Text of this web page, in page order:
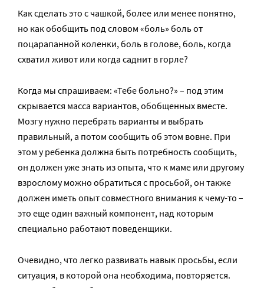
Как сделать это с чашкой, более или менее понятно,
но как обобщить под словом «боль» боль от
поцарапанной коленки, боль в голове, боль, когда
схватил живот или когда саднит в горле?
Когда мы спрашиваем: «Тебе больно?» – под этим
скрывается масса вариантов, обобщенных вместе.
Мозгу нужно перебрать варианты и выбрать
правильный, а потом сообщить об этом вовне. При
этом у ребенка должна быть потребность сообщить,
он должен уже знать из опыта, что к маме или другому
взрослому можно обратиться с просьбой, он также
должен иметь опыт совместного внимания к чему-то –
это еще один важный компонент, над которым
специально работают поведенщики.
Очевидно, что легко развивать навык просьбы, если
ситуация, в которой она необходима, повторяется.